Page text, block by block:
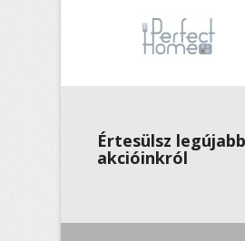
Értesülsz
akcióinkról